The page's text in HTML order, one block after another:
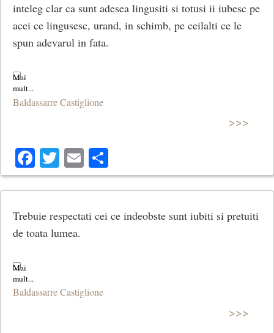
inteleg clar ca sunt adesea lingusiti si totusi ii iubesc pe
acei ce lingusesc, urand, in schimb, pe ceilalti ce le
spun adevarul in fata.
Baldassarre Castiglione
>>>
Facebook
Twitter
Email
Trebuie respectati cei ce indeobste sunt iubiti si pretuiti
de toata lumea.
Baldassarre Castiglione
>>>